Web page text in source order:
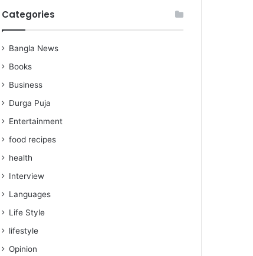
Categories
Bangla News
Books
Business
Durga Puja
Entertainment
food recipes
health
Interview
Languages
Life Style
lifestyle
Opinion